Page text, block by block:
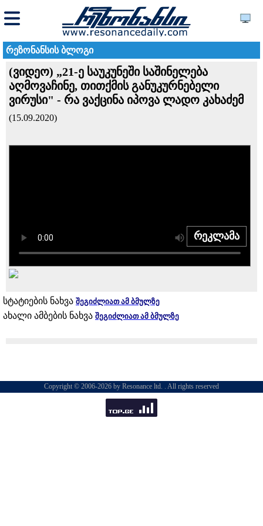
რეზონანსის ბლოგი
(ვიდეო) „21-ე საუკუნეში საშინელება
აღმოვაჩინე, თითქმის განუკურნებელი
ვირუსი" - რა ვაქცინა იპოვა ლადო კახაძემ
(15.09.2020)
რეკლამა
სტატიების ნახვა შეგიძლიათ ამ ბმულზე
ახალი ამბების ნახვა შეგიძლიათ ამ ბმულზე
Copyright © 2006-2026 by Resonance ltd. . All rights reserved